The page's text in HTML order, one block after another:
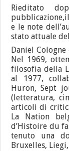
Rieditato
e le note
stato attuale
Daniel
Nel 1969,
filosofia della
al 1977,
Huron, Sept
(letteratura,
articoli di
La Nation
d’Histoire du
tenuto una
Bruxelles,